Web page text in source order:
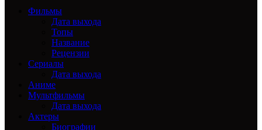
Фильмы
Дата выхода
Топы
Название
Рецензии
Сериалы
Дата выхода
Аниме
Мультфильмы
Дата выхода
Актеры
Биографии